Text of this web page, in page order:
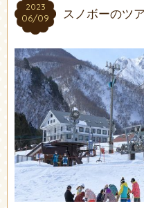
2023
06/09
2023
06/09 スノボーのツ